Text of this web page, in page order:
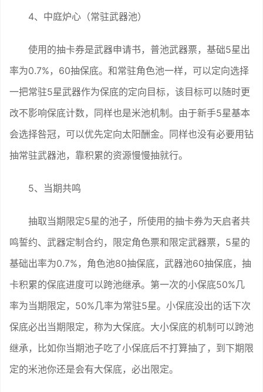
4、中庭炉心（常驻武器池）
使用的抽卡券是武器申请书，普池武器票，基础5星出
率为0.7%，60抽保底。和常驻角色池一样，可以定向选择
一把常驻5星武器作为保底的定向目标，该目标可以随时更
改不影响保底计数，同样也是米池机制。由于新手5星基本
会选择咎冠，可以优先定向太阳酬金。同样也没有必要用钻
抽常驻武器池，靠积累的资源慢慢抽就行。
5、当期共鸣
抽取当期限定5星的池子，所使用的抽卡券为天启者共
鸣誓约、武器定制合约，限定角色票和限定武器票，5星的
基础出率为0.7%，角色池80抽保底，武器池60抽保底，抽
卡积累的保底进度可以跨池继承。第一次的小保底50%几
率为当期限定，50%几率为常驻5星。小保底没出的话下次
保底必出当期限定，称为大保底。大小保底的机制可以跨池
继承，比如你当期池子吃了小保底后不打算抽了，到下期限
定的米池你还是会有大保底，必出限定。